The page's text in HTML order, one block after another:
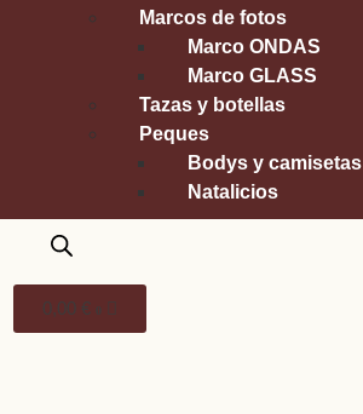
Marcos de fotos
Marco ONDAS
Marco GLASS
Tazas y botellas
Peques
Bodys y camisetas
Natalicios
0,00 € 0